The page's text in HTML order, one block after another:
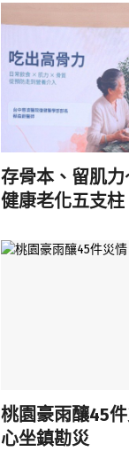
存骨本、留肌
健康老化五支柱
桃園豪雨釀45
心坐鎮勘災